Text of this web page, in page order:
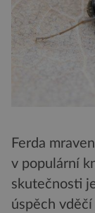
Ferda
v populární
skutečnosti
úspěch